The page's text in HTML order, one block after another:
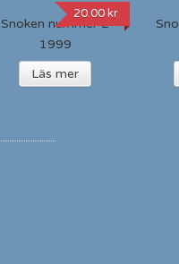
Snoken nummer 2
1999
20.00kr
Läs mer